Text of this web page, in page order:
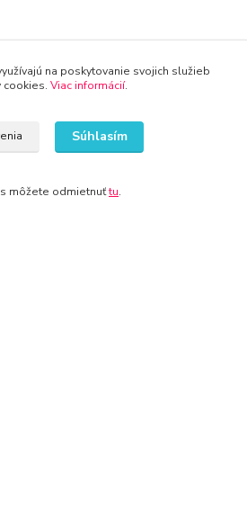
na poskytovanie svojich služieb
cookies. Viac informácií.
Súhlasím
môžete odmietnuťtu.